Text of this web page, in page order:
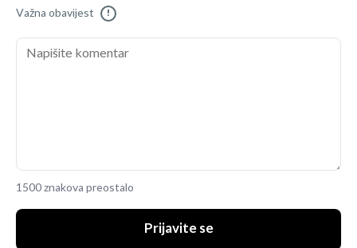
Važna obavijest !
1500 znakova preostalo
Prijavite se